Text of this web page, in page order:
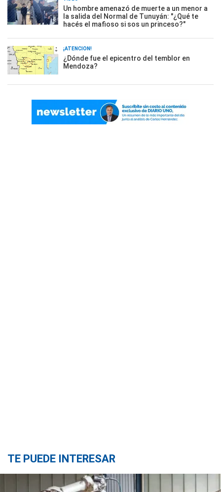
Un hombre amenazó de muerte a un menor a
la salida del Normal de Tunuyán: "¿Qué te
hacés el mafioso si sos un princeso?"
¡ATENCIÓN!
¿Dónde fue el epicentro del temblor en
Mendoza?
TE PUEDE INTERESAR